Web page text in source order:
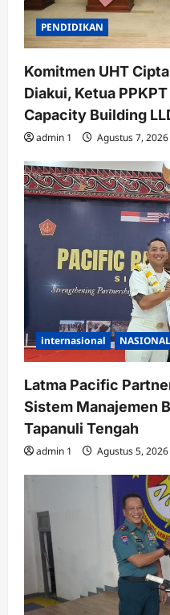
PENDIDIKAN
Komitmen UHT
Diakui, Ketua
Capacity Building
admin 1 Agustus 7, 2026
internasional NASIONAL
Latma Pacific
Sistem Manajemen
Tapanuli Tengah
admin 1 Agustus 5, 2026